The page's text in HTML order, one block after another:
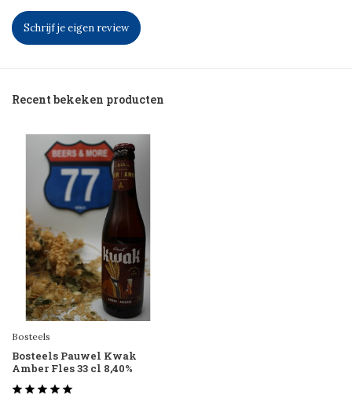
Schrijf je eigen review
Recent bekeken producten
Bosteels
Bosteels Pauwel Kwak
Amber Fles 33 cl 8,40%